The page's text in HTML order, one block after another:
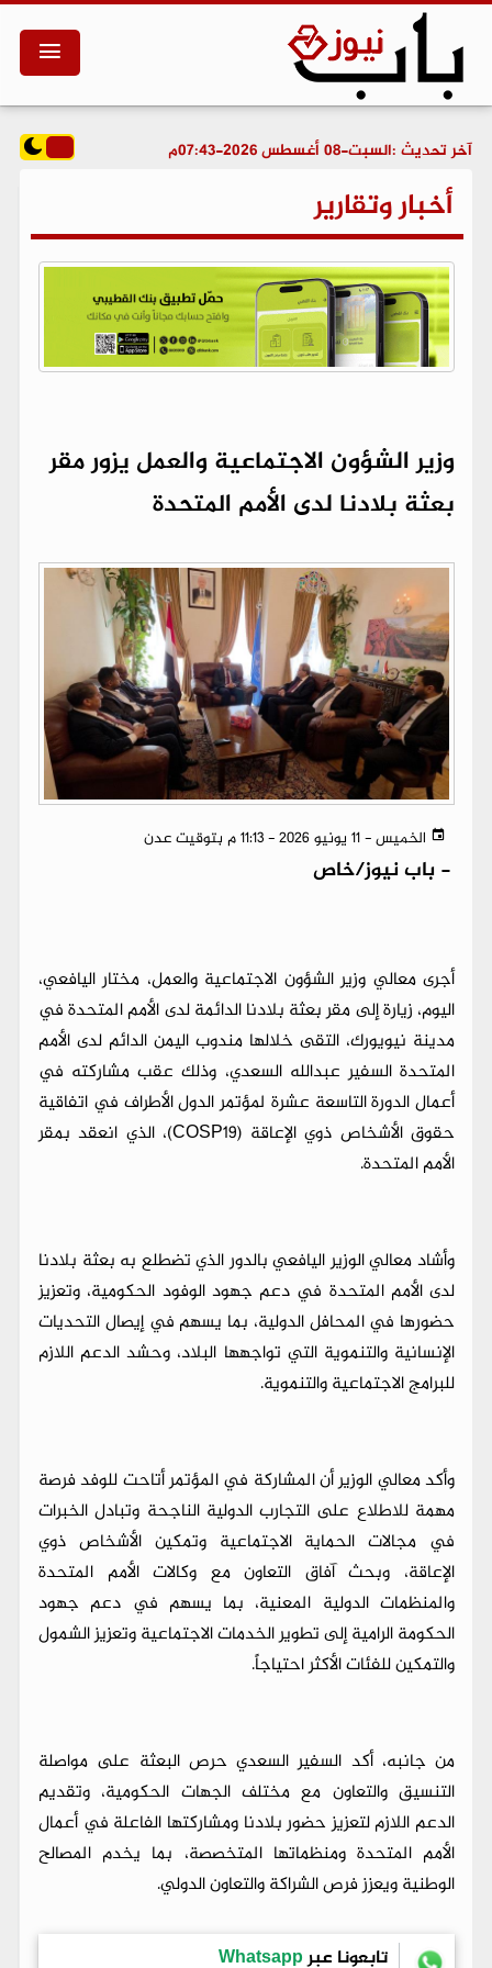
آخر تحديث :السبت-08 أغسطس 2026-07:43م
أخبار وتقارير
وزير الشؤون الاجتماعية والعمل يزور مقر
بعثة بلادنا لدى الأمم المتحدة
الخميس - 11 يونيو 2026 - 11:13 م بتوقيت عدن
- باب نيوز/خاص
أجرى معالي وزير الشؤون الاجتماعية والعمل، مختار اليافعي،
اليوم، زيارة إلى مقر بعثة بلادنا الدائمة لدى الأمم المتحدة في
مدينة نيويورك، التقى خلالها مندوب اليمن الدائم لدى الأمم
المتحدة السفير عبدالله السعدي، وذلك عقب مشاركته في
أعمال الدورة التاسعة عشرة لمؤتمر الدول الأطراف في اتفاقية
حقوق الأشخاص ذوي الإعاقة (COSP19)، الذي انعقد بمقر
الأمم المتحدة.
وأشاد معالي الوزير اليافعي بالدور الذي تضطلع به بعثة بلادنا
لدى الأمم المتحدة في دعم جهود الوفود الحكومية، وتعزيز
حضورها في المحافل الدولية، بما يسهم في إيصال التحديات
الإنسانية والتنموية التي تواجهها البلاد، وحشد الدعم اللازم
للبرامج الاجتماعية والتنموية.
وأكد معالي الوزير أن المشاركة في المؤتمر أتاحت للوفد فرصة
مهمة للاطلاع على التجارب الدولية الناجحة وتبادل الخبرات
في مجالات الحماية الاجتماعية وتمكين الأشخاص ذوي
الإعاقة، وبحث آفاق التعاون مع وكالات الأمم المتحدة
والمنظمات الدولية المعنية، بما يسهم في دعم جهود
الحكومة الرامية إلى تطوير الخدمات الاجتماعية وتعزيز الشمول
والتمكين للفئات الأكثر احتياجاً.
من جانبه، أكد السفير السعدي حرص البعثة على مواصلة
التنسيق والتعاون مع مختلف الجهات الحكومية، وتقديم
الدعم اللازم لتعزيز حضور بلادنا ومشاركتها الفاعلة في أعمال
الأمم المتحدة ومنظماتها المتخصصة، بما يخدم المصالح
الوطنية ويعزز فرص الشراكة والتعاون الدولي.
تابعونا عبرWhatsapp